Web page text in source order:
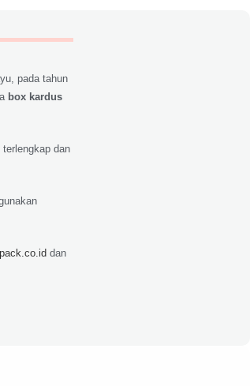
pada tahun
box kardus
dan
dan